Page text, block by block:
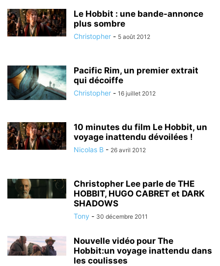
Le Hobbit : une bande-annonce
plus sombre
Christopher - 5 août 2012
Pacific Rim, un premier extrait
qui décoiffe
Christopher - 16 juillet 2012
10 minutes du film Le Hobbit, un
voyage inattendu dévoilées !
Nicolas B - 26 avril 2012
Christopher Lee parle de THE
HOBBIT, HUGO CABRET et DARK
SHADOWS
Tony - 30 décembre 2011
Nouvelle vidéo pour The
Hobbit:un voyage inattendu dans
les coulisses